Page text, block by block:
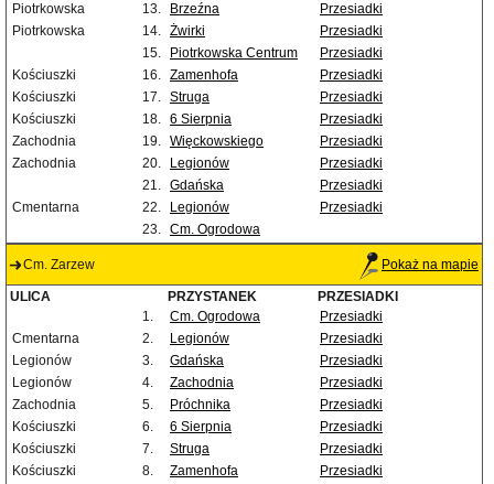
Piotrkowska
13. Brzeźna
Przesiadki
Piotrkowska
14. Żwirki
Przesiadki
15.
Piotrkowska Centrum
Przesiadki
Kościuszki
16. Zamenhofa
Przesiadki
Kościuszki
17. Struga
Przesiadki
Kościuszki
18. 6 Sierpnia
Przesiadki
Zachodnia
19. Więckowskiego
Przesiadki
Zachodnia
20. Legionów
Przesiadki
21. Gdańska
Przesiadki
Cmentarna
22. Legionów
Przesiadki
23. Cm. Ogrodowa
Cm. Zarzew Pokaż na mapie
ULICA PRZYSTANEK
PRZESIADKI
1.
Cm. Ogrodowa
Przesiadki
Cmentarna
2. Legionów
Przesiadki
Legionów
3. Gdańska
Przesiadki
Legionów
4. Zachodnia
Przesiadki
Zachodnia
5. Próchnika
Przesiadki
Kościuszki
6. 6 Sierpnia
Przesiadki
Kościuszki
7. Struga
Przesiadki
Kościuszki
8. Zamenhofa Przesiadki